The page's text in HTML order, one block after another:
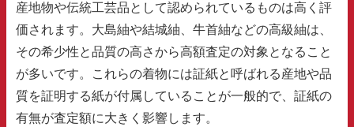
産地物や伝統工芸品として認められているものは高く評
価されます。大島紬や結城紬、牛首紬などの高級紬は、
その希少性と品質の高さから高額査定の対象となること
が多いです。これらの着物には証紙と呼ばれる産地や品
質を証明する紙が付属していることが一般的で、証紙の
有無が査定額に大きく影響します。